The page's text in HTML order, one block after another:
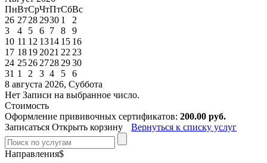
ПнВтСрЧтПтСбВс
26 2728 2930 1
2
3
4 5 6 7 8
9
10 11 12 1314 15 16
17 1819 2021 22 23
24 2526 2728 2930
31 1 2 3 4 5
6
8 августа 2026, Суббота
Нет Записи на выбранное число.
Стоимость
Оформление прививочных сертификатов: 200.00 руб.
Записаться Открыть корзину Вернуться к списку услуг
Направления$